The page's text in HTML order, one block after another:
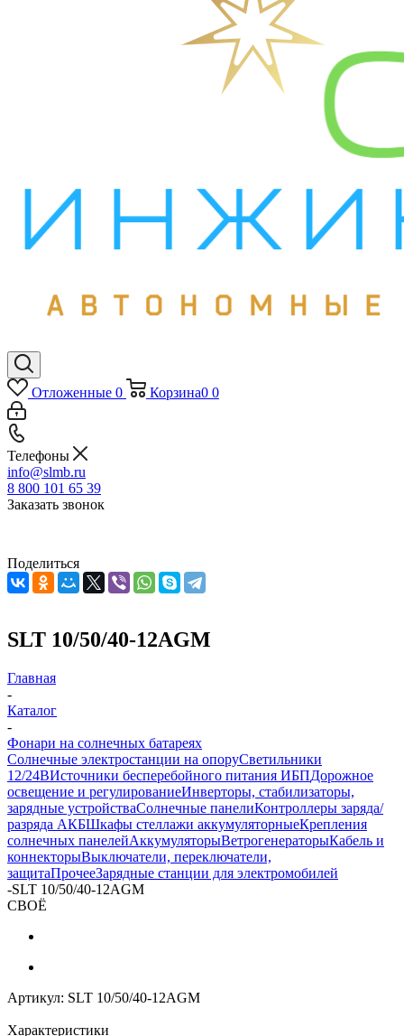
Отложенные 0 Корзина0 0
Телефоны
info@slmb.ru
8 800 101 65 39
Заказать звонок
Поделиться
SLT 10/50/40-12AGM
Главная
-
Каталог
-
Фонари на солнечных батареях
Солнечные электростанции на опоруСветильники
12/24ВИсточники бесперебойного питания ИБПДорожное
освещение и регулированиеИнверторы, стабилизаторы,
зарядные устройстваСолнечные панелиКонтроллеры заряда/
разряда АКБШкафы стеллажи аккумуляторныеКрепления
солнечных панелейАккумуляторыВетрогенераторыКабель и
коннекторыВыключатели, переключатели,
защитаПрочееЗарядные станции для электромобилей
-SLT 10/50/40-12AGM
СВОЁ
Артикул: SLT 10/50/40-12AGM
Характеристики